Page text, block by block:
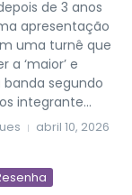
de 3 anos
apresentação
uma turnê que
a ‘maior’ e
banda segundo
integrante...
abril 10, 2026